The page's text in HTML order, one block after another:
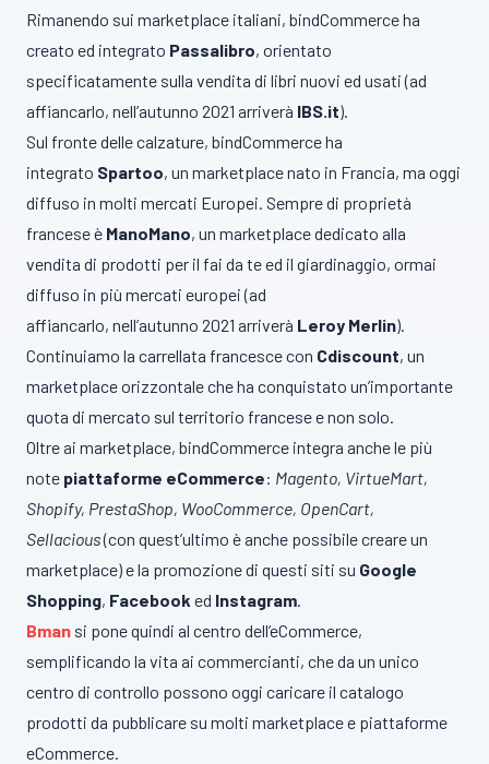
Rimanendo sui marketplace italiani, bindCommerce ha
creato ed integrato Passalibro, orientato
specificatamente sulla vendita di libri nuovi ed usati (ad
affiancarlo, nell’autunno 2021 arriverà IBS.it).
Sul fronte delle calzature, bindCommerce ha
integrato Spartoo, un marketplace nato in Francia, ma oggi
diffuso in molti mercati Europei. Sempre di proprietà
francese è ManoMano, un marketplace dedicato alla
vendita di prodotti per il fai da te ed il giardinaggio, ormai
diffuso in più mercati europei (ad
affiancarlo, nell’autunno 2021 arriverà Leroy Merlin).
Continuiamo la carrellata francesce con Cdiscount, un
marketplace orizzontale che ha conquistato un’importante
quota di mercato sul territorio francese e non solo.
Oltre ai marketplace, bindCommerce integra anche le più
note piattaforme eCommerce: Magento, VirtueMart,
Shopify, PrestaShop, WooCommerce, OpenCart,
Sellacious(con quest’ultimo è anche possibile creare un
marketplace) e la promozione di questi siti su Google
Shopping, Facebook ed Instagram
Bman si pone quindi al centro dell’eCommerce,
semplificando la vita ai commercianti, che da un unico
centro di controllo possono oggi caricare il catalogo
prodotti da pubblicare su molti marketplace e piattaforme
eCommerce.